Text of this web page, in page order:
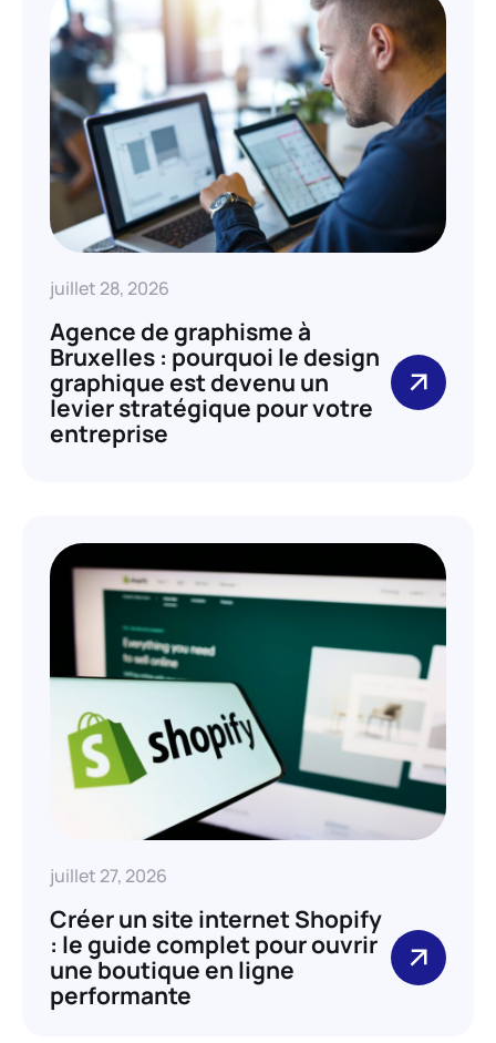
juillet 28, 2026
Agence de graphisme à
Bruxelles : pourquoi le design
graphique est devenu un
levier stratégique pour votre
entreprise
juillet 27, 2026
Créer un site internet Shopify
: le guide complet pour ouvrir
une boutique en ligne
performante